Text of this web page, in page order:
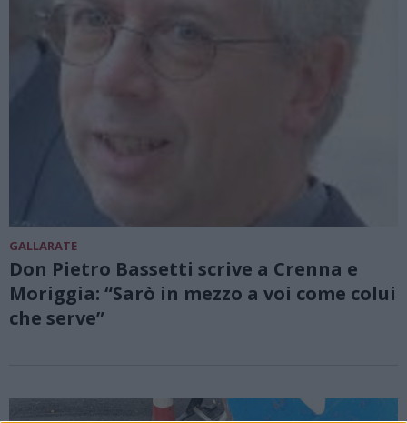
GALLARATE
Don Pietro Bassetti scrive a Crenna e
Moriggia: “Sarò in mezzo a voi come colui
che serve”